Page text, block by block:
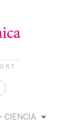
CIENCIA